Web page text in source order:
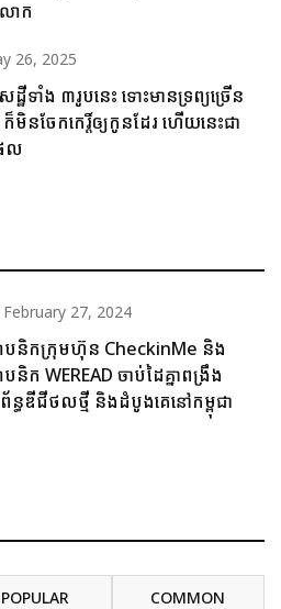
ោក
26, 2025
ដ្ឋីទាំង ៣រូបនេះ ទោះមានទ្រព្យច្រើន
មិនចែកកេរ្តិ៍ឲ្យកូនដែរ ហើយនេះជា
ល
February 27, 2024
ាបនិកក្រុមហ៊ុន CheckinMe និង
បនិក WEREAD ចាប់ដៃគ្នាពង្រឹង
ន្ធឌីជីថលថ្មី និងដំបូងគេនៅកម្ពុជា
POPULAR COMMON